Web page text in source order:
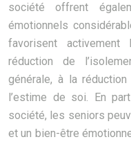
société offrent
émotionnels
favorisent
réduction de
générale, à la
l’estime de soi. En
société, les seniors
et un bien-être